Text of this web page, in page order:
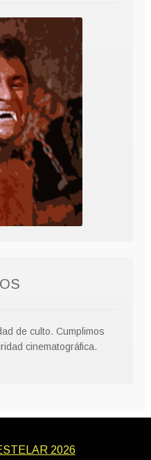
de culto. Cumplimos
cinematográfica.
2026